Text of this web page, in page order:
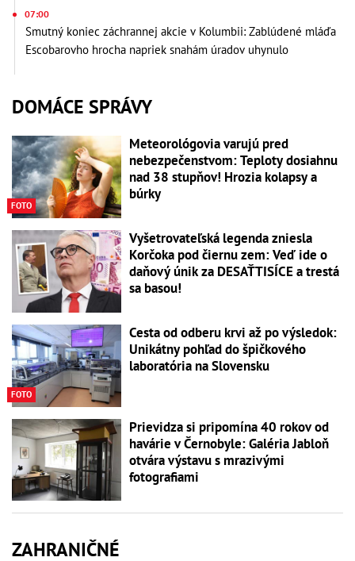
07:00
Smutný koniec záchrannej akcie v Kolumbii: Zablúdené mláďa
Escobarovho hrocha napriek snahám úradov uhynulo
DOMÁCE SPRÁVY
FOTO
Meteorológovia varujú pred
nebezpečenstvom: Teploty dosiahnu
nad 38 stupňov! Hrozia kolapsy a
búrky
Vyšetrovateľská legenda zniesla
Korčoka pod čiernu zem: Veď ide o
daňový únik za DESAŤTISÍCE a trestá
sa basou!
FOTO
Cesta od odberu krvi až po výsledok:
Unikátny pohľad do špičkového
laboratória na Slovensku
Prievidza si pripomína 40 rokov od
havárie v Černobyle: Galéria Jabloň
otvára výstavu s mrazivými
fotografiami
ZAHRANIČNÉ